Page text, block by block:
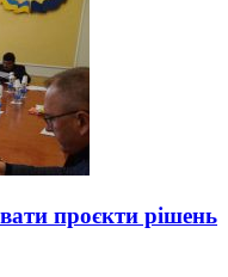
проєкти рішень